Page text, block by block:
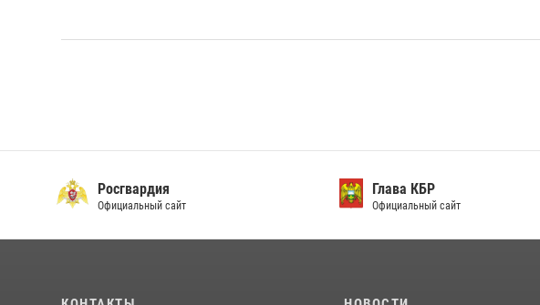
Росгвардия
Официальный сайт
Глава КБР
Официальный сайт